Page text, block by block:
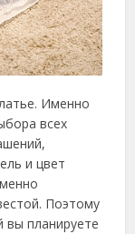
Именно
всех
и цвет
Поэтому
вы планируете